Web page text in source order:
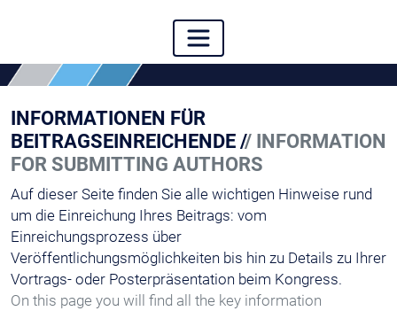
INFORMATIONEN FÜR
BEITRAGSEINREICHENDE // INFORMATION
FOR SUBMITTING AUTHORS
Auf dieser Seite finden Sie alle wichtigen Hinweise rund
um die Einreichung Ihres Beitrags: vom
Einreichungsprozess über
Veröffentlichungsmöglichkeiten bis hin zu Details zu Ihrer
Vortrags- oder Posterpräsentation beim Kongress.
On this page you will find all the key information